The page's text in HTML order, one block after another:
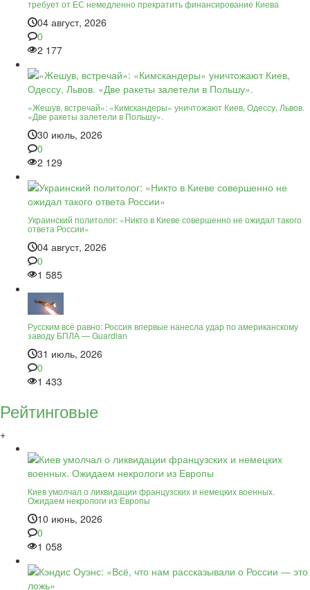
требует от ЕС немедленно прекратить финансирование Киева
04 август, 2026
0
2 177
«Жешув, встречай»: «Кимскандеры» уничтожают Киев, Одессу, Львов.
«Две ракеты залетели в Польшу».
30 июль, 2026
0
2 129
Украинский политолог: «Никто в Киеве совершенно не ожидал такого
ответа России»
04 август, 2026
0
1 585
Русским всё равно: Россия впервые нанесла удар по американскому
заводу БПЛА — Guardian
31 июль, 2026
0
1 433
Рейтинговые
+
Киев умолчал о ликвидации французских и немецких военных.
Ожидаем некрологи из Европы
10 июнь, 2026
0
1 058